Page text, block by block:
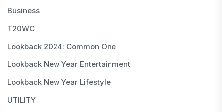
Business
T20WC
Lookback 2024: Common One
Lookback New Year Entertainment
Lookback New Year Lifestyle
UTILITY